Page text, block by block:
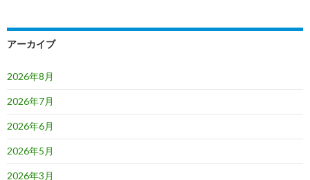
アーカイブ
2026年8月
2026年7月
2026年6月
2026年5月
2026年3月